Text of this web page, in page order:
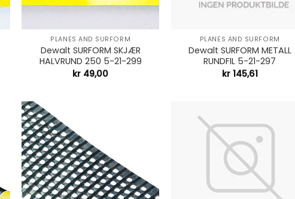
PLANES AND SURFORM
Dewalt SURFORM SKJÆR
HALVRUND 250 5-21-299
kr 49,00
PLANES AND SURFORM
Dewalt SURFORM METALL
RUNDFIL 5-21-297
kr145,61